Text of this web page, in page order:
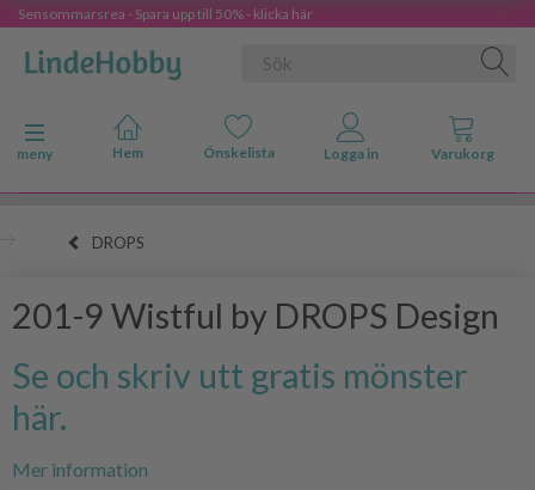
Sensommarsrea - Spara upp till 50% - klicka här
Ändra navigering
meny
DROPS
201-9 Wistful by DROPS Design
Se och skriv utt gratis mönster
här.
Mer information